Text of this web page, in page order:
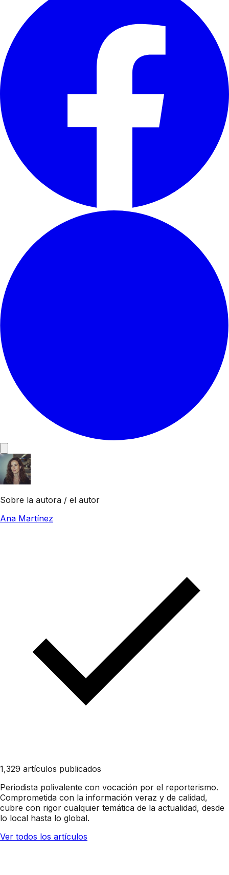
Sobre la autora / el autor
Ana Martínez
1,329 artículos publicados
Periodista polivalente con vocación por el reporterismo.
Comprometida con la información veraz y de calidad,
cubre con rigor cualquier temática de la actualidad, desde
lo local hasta lo global.
Ver todos los artículos